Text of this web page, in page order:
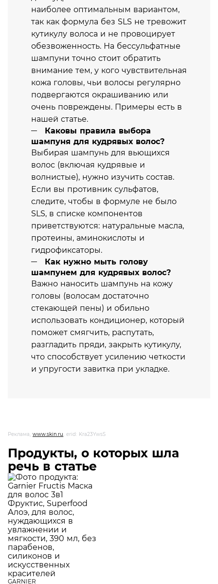
наиболее оптимальным вариантом,
так как формула без SLS не тревожит
кутикулу волоса и не провоцирует
обезвоженность. На бессульфатные
шампуни точно стоит обратить
внимание тем, у кого чувствительная
кожа головы, чьи волосы регулярно
подвергаются окрашиванию или
очень повреждены. Примеры есть в
нашей статье.
Каковы правила выбора
шампуня для кудрявых волос?
Выбирая шампунь для вьющихся
волос (включая кудрявые и
волнистые), нужно изучить состав.
Если вы противник сульфатов,
следите, чтобы в формуле не было
SLS, в списке компонентов
приветствуются: натуральные масла,
протеины, аминокислоты и
гидрофиксаторы.
Как нужно мыть голову
шампунем для кудрявых волос?
Важно наносить шампунь на кожу
головы (волосам достаточно
стекающей пены) и обильно
использовать кондиционер, который
поможет смягчить, распутать,
разгладить пряди, закрыть кутикулу,
что способствует усилению четкости
и упругости завитка при укладке.
Реклама, www.skin.ru, erid: Kra23YwsS
Продукты, о которых шла
речь в статье
GARNIER